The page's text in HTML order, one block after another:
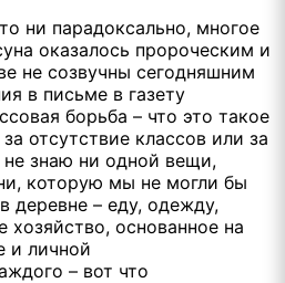
ни парадоксально, многое
оказалось пророческим и
не созвучны сегодняшним
в письме в газету
борьба – что это такое
отсутствие классов или за
знаю ни одной вещи,
которую мы не могли бы
деревне – еду, одежду,
хозяйство, основанное на
и личной
– вот что